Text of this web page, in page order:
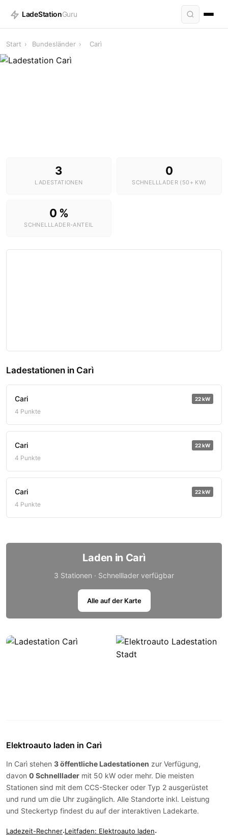
LadeStationGuru
Start › Bundesländer › Carì
3
LADESTATIONEN
0
SCHNELLLADER (50+ KW)
0 %
SCHNELLLADER-ANTEIL
Ladestationen in Carì
Cari 22 kW
4 Punkte
Cari 22 kW
4 Punkte
Cari 22 kW
4 Punkte
Laden in Carì
3 Stationen · Schnelllader verfügbar
Alle auf der Karte
Elektroauto laden in Carì
In Carì stehen 3 öffentliche Ladestationen zur Verfügung,
davon 0 Schnelllader mit 50 kW oder mehr. Die meisten
Stationen sind mit dem CCS-Stecker oder Typ 2 ausgerüstet
und rund um die Uhr zugänglich. Alle Standorte inkl. Leistung
und Steckertyp findest du auf der interaktiven Ladekarte.
Ladezeit-Rechner·Leitfaden: Elektroauto laden·